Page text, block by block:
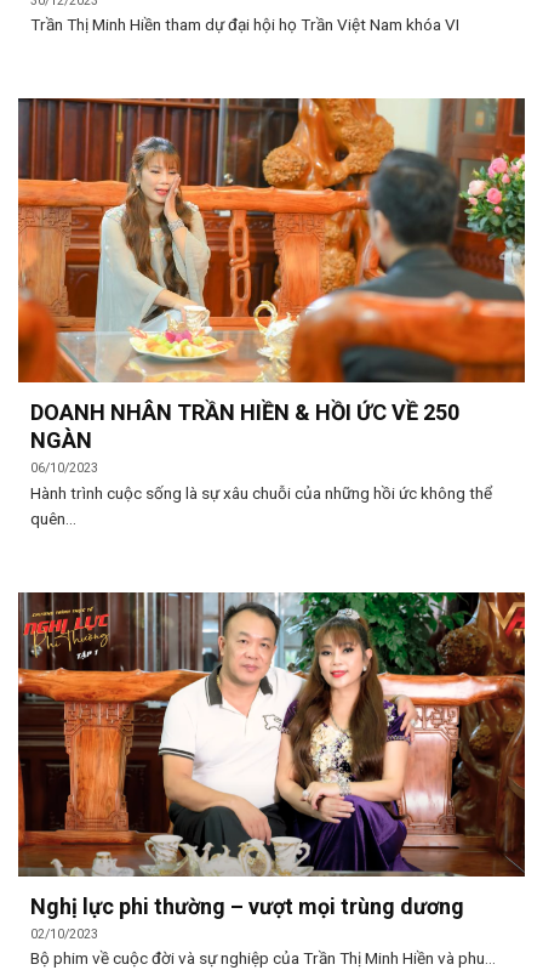
Trần Thị Minh Hiền tham dự đại hội họ Trần Việt Nam khóa VI
DOANH NHÂN TRẦN HIỀN & HỒI ỨC VỀ 250
NGÀN
06/10/2023
Hành trình cuộc sống là sự xâu chuỗi của những hồi ức không thể
quên...
Nghị lực phi thường – vượt mọi trùng dương
02/10/2023
Bộ phim về cuộc đời và sự nghiệp của Trần Thị Minh Hiền và phu...